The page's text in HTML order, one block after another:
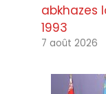
abkhazes
1993
7 août 2026